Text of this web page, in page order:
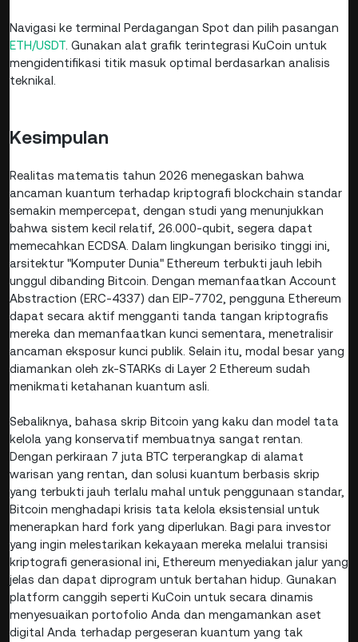
Navigasi ke terminal Perdagangan Spot dan pilih pasangan
ETH/USDT . Gunakan alat grafik terintegrasi KuCoin untuk
mengidentifikasi titik masuk optimal berdasarkan analisis
teknikal.
Kesimpulan
Realitas matematis tahun 2026 menegaskan bahwa
ancaman kuantum terhadap kriptografi blockchain standar
semakin mempercepat, dengan studi yang menunjukkan
bahwa sistem kecil relatif, 26.000-qubit, segera dapat
memecahkan ECDSA. Dalam lingkungan berisiko tinggi ini,
arsitektur "Komputer Dunia" Ethereum terbukti jauh lebih
unggul dibanding Bitcoin. Dengan memanfaatkan Account
Abstraction (ERC-4337) dan EIP-7702, pengguna Ethereum
dapat secara aktif mengganti tanda tangan kriptografis
mereka dan memanfaatkan kunci sementara, menetralisir
ancaman eksposur kunci publik. Selain itu, modal besar yang
diamankan oleh zk-STARKs di Layer 2 Ethereum sudah
menikmati ketahanan kuantum asli.
Sebaliknya, bahasa skrip Bitcoin yang kaku dan model tata
kelola yang konservatif membuatnya sangat rentan.
Dengan perkiraan 7 juta BTC terperangkap di alamat
warisan yang rentan, dan solusi kuantum berbasis skrip
yang terbukti jauh terlalu mahal untuk penggunaan standar,
Bitcoin menghadapi krisis tata kelola eksistensial untuk
menerapkan hard fork yang diperlukan. Bagi para investor
yang ingin melestarikan kekayaan mereka melalui transisi
kriptografi generasional ini, Ethereum menyediakan jalur yang
jelas dan dapat diprogram untuk bertahan hidup. Gunakan
platform canggih seperti KuCoin untuk secara dinamis
menyesuaikan portofolio Anda dan mengamankan aset
digital Anda terhadap pergeseran kuantum yang tak